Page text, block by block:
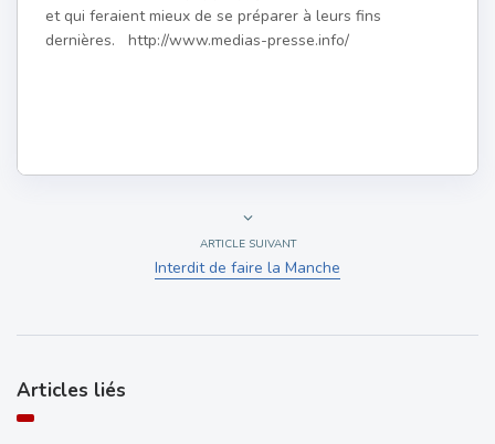
et qui feraient mieux de se préparer à leurs fins
dernières. http://www.medias-presse.info/
ARTICLE SUIVANT
Interdit de faire la Manche
Articles liés